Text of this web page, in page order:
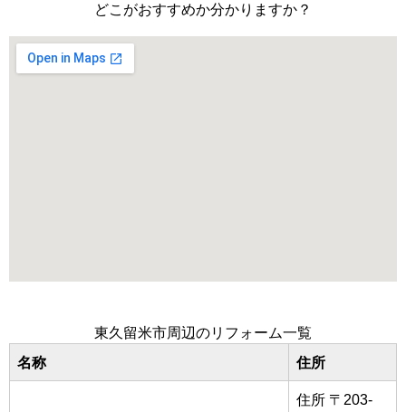
どこがおすすめか分かりますか？
東久留米市周辺のリフォーム一覧
名称 住所
住所 〒203-